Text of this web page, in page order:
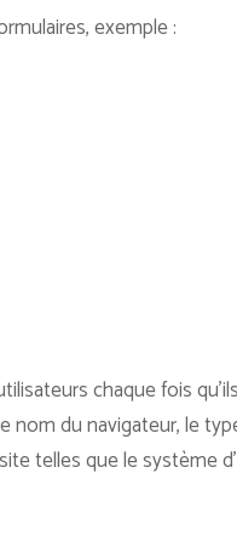
exemple :
chaque fois
du navigateur, le
telles que le système